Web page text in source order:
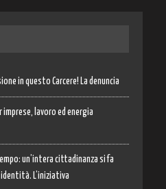
in questo Carcere! La denuncia
lavoro ed energia
un’intera cittadinanza si fa
L’iniziativa